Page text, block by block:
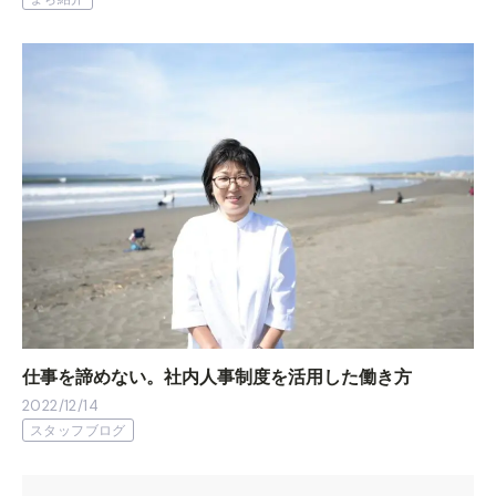
仕事を諦めない。社内人事制度を活用した働き方
2022/12/14
スタッフブログ